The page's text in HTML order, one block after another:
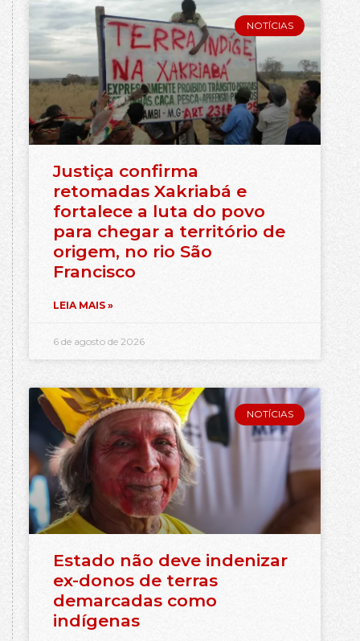
NOTÍCIAS
Justiça confirma
retomadas Xakriabá e
fortalece a luta do povo
para chegar a território de
origem, no rio São
Francisco
LEIA MAIS »
6 de agosto de 2026
NOTÍCIAS
Estado não deve indenizar
ex-donos de terras
demarcadas como
indígenas